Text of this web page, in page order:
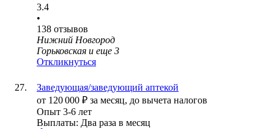
3.4
•
138 отзывов
Нижний Новгород
Горьковская и еще 3
Откликнуться
Заведующая/заведующий аптекой
от 120 000 ₽ за месяц, до вычета налогов
Опыт 3-6 лет
Выплаты: Два раза в месяц